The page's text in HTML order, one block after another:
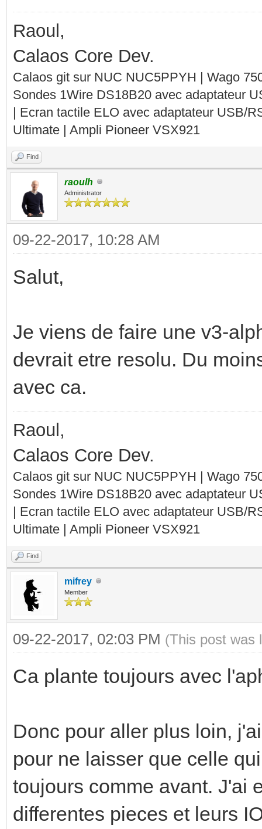
║
Sep 18 23:02:04
calaos_server[1530]:
http://www.calaos.fr
Sep 18 23:02:04
Sep 18 23:02:04
calaos_server[1530]:
Raoul,
Calaos Core Dev.
Calaos git sur NUC NUC5PPYH | Wago
Sondes 1Wire DS18B20 avec adaptateur
| Ecran tactile ELO avec adaptateur USB/
Ultimate | Ampli Pioneer VSX921
Find
raoulh
Administrator
09-22-2017, 10:28 AM
Salut,
Je viens de faire une v3-
devrait etre resolu. Du
avec ca.
Raoul,
Calaos Core Dev.
Calaos git sur NUC NUC5PPYH | Wago
Sondes 1Wire DS18B20 avec adaptateur
| Ecran tactile ELO avec adaptateur USB/
Ultimate | Ampli Pioneer VSX921
Find
mifrey
Member
09-22-2017, 02:03 PM (This post was
Ca plante toujours avec
Donc pour aller plus loin,
pour ne laisser que celle
toujours comme avant. J'ai
differentes pieces et leurs